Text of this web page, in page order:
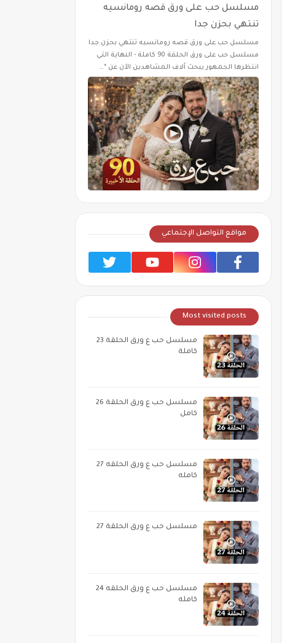
مسلسل حب على ورق قصه رومانسيه
تنتهي بحزن جدا
مسلسل حب على ورق قصه رومانسيه تنتهي بحزن جدا
مسلسل حب على ورق الحلقة 90 كاملة - النهاية التي
انتظرها الجمهور يبحث آلاف المشاهدين الآن عن *…
مواقع التواصل الإجتماعي
Most visited posts
مسلسل حب ع ورق الحلقة 23
كاملة
مسلسل حب ع ورق الحلقة 26
كامل
مسلسل حب ع ورق الحلقه 27
كامله
مسلسل حب ع ورق الحلقة 27
مسلسل حب ع ورق الحلقه 24
كامله